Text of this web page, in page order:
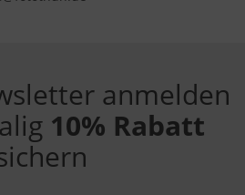
anmelden
10% Rabatt